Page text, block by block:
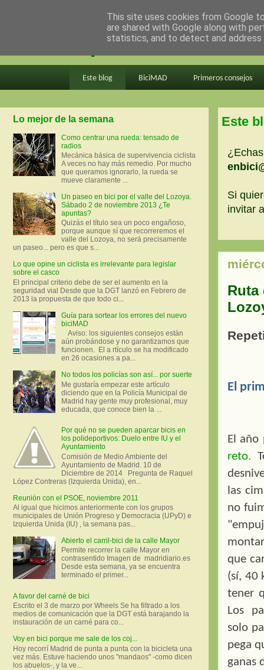
en bici por madrid
Este blog BiciMAD Primeros consejos
Este
Si
invitar
Ruta
El
El
reto.
las
no
que
(sí, 40
tener
Los
solo
pega
ganas
Lo mejor de la semana
Como centrar una rueda: tensado de
radios
Mecánica básica de supervivencia ciclista
A veces no hay más remedio. Por mucho
que queramos ignorarlo, la rueda se
mueve claramente ...
Un paseo en bici por el valle del Lozoya.
Sábado 2 de noviembre 2013 ¿Te
apuntas?
Quizás el título sea un poco engañoso,
porque aunque sí que recorreremos el
valle del Lozoya, no será precisamente
un paseo... pero es que s...
Lo que opine un ciclista es irrelevante para legislar
sobre el casco
El principal criterio debe de ser el aumento en la
seguridad vial Desde que la DGT lanzó en Febrero de
2013 la propuesta de que todo ci...
Guía para sortear los errores del nuevo
biciMAD
Aviso: los siguientes consejos están
aún probándose y no garantizamos que
funcionen. El a rtículo se ha modificado
en 26 ocasiones a pa...
No todos los policías son así... por suerte
Me gustaría empezar este artículo
diciendo que en la Policía Municipal de
Madrid hay gente muy profesional, muy
educada, que conoce bien la ...
Por qué no se pueden aparcar bicis en
los polideportivos: Duelo entre IU y el
Ayuntamiento
Comisión de Medio Ambiente del
Ayuntamiento de Madrid. 10 de
Diciembre de 2014 Pregunta de Raquel
López Contreras (Izquierda Unida), en...
Reunión con el PSOE, noviembre 2011
Al igual que hicimos anteriormente con los grupos
municipales de Unión Progreso y Democracia (UPyD) e
Izquierda Unida (IU) , la semana pas...
Abierto el carril-bici de la calle Mayor
Permite recorrer la calle Mayor en
contrasentido Imagen de madridiario.es
Desde esta semana, ya se encuentra
terminado el primer...
A favor del carné de bici
Escrito el 3 de marzo por Wheels Se ha filtrado a los
medios de comunicación que la DGT está barajando la
instauración de un carné para co...
Voy en bici porque me sale de los coj...
Hoy recorrí Madrid de punta a punta con la bicicleta una
vez más. Estuve haciendo unos "mandaos" -como dicen
los abuelos-, y la ve...
This site uses cookies from Google
are shared with Google along with
statistics, and to detect and address